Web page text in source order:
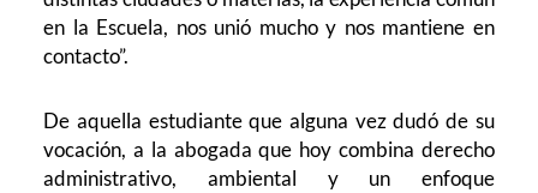
en la Escuela, nos unió mucho y nos mantiene en
contacto”.
De aquella estudiante que alguna vez dudó de su
vocación, a la abogada que hoy combina derecho
administrativo, ambiental y un enfoque